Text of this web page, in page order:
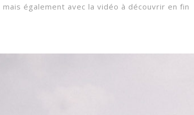
également avec la vidéo à découvrir en fin